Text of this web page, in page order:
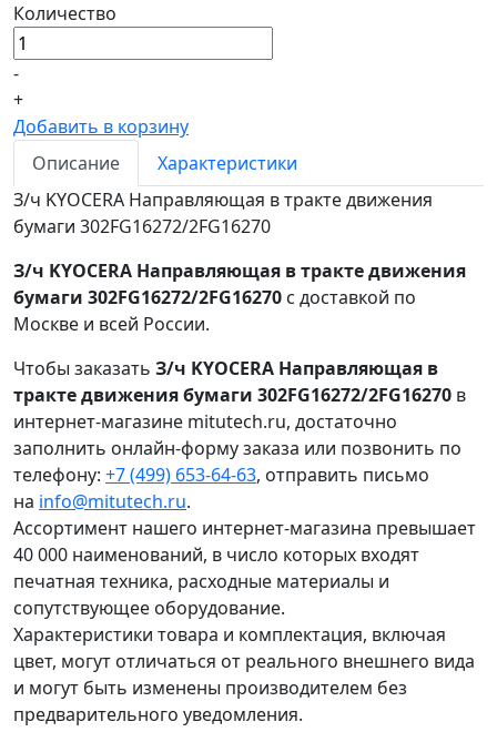
Количество
-
+
Добавить в корзину
Описание
Характеристики
З/ч KYOCERA Направляющая в тракте движения
бумаги 302FG16272/2FG16270
З/ч KYOCERA Направляющая в тракте движения
бумаги 302FG16272/2FG16270 с доставкой по
Москве и всей России.
Чтобы заказать З/ч KYOCERA Направляющая в
тракте движения бумаги 302FG16272/2FG16270 в
интернет-магазине mitutech.ru, достаточно
заполнить онлайн-форму заказа или позвонить по
телефону: +7 (499) 653-64-63, отправить письмо
на info@mitutech.ru.
Ассортимент нашего интернет-магазина превышает
40 000 наименований, в число которых входят
печатная техника, расходные материалы и
сопутствующее оборудование.
Характеристики товара и комплектация, включая
цвет, могут отличаться от реального внешнего вида
и могут быть изменены производителем без
предварительного уведомления.